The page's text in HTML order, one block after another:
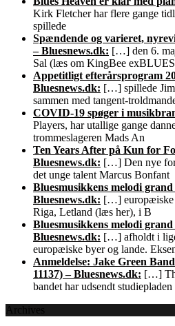
Kirk Fletcher har flere gange
spillede
Spændende og varieret,
– Bluesnews.dk: […] den 6.
Sal (læs om KingBee
Appetitligt efterårsprogram
Bluesnews.dk: […] spillede
sammen med tangent-
COVID-19 spøger i
Players, har utallige gange
trommeslageren Mads An
Ten Years After på Kun for
Bluesnews.dk: […] Den nye
det unge talent Marcus Bonfant
Bluesmusikkens melodi
Bluesnews.dk: […] europæiske
Riga, Letland (læs her), i B
Bluesmusikkens melodi
Bluesnews.dk: […] afholdt i
europæiske byer og lande.
Anmeldelse: Jake Green
11137) – Bluesnews.dk: […]
bandet har udsendt
Archives